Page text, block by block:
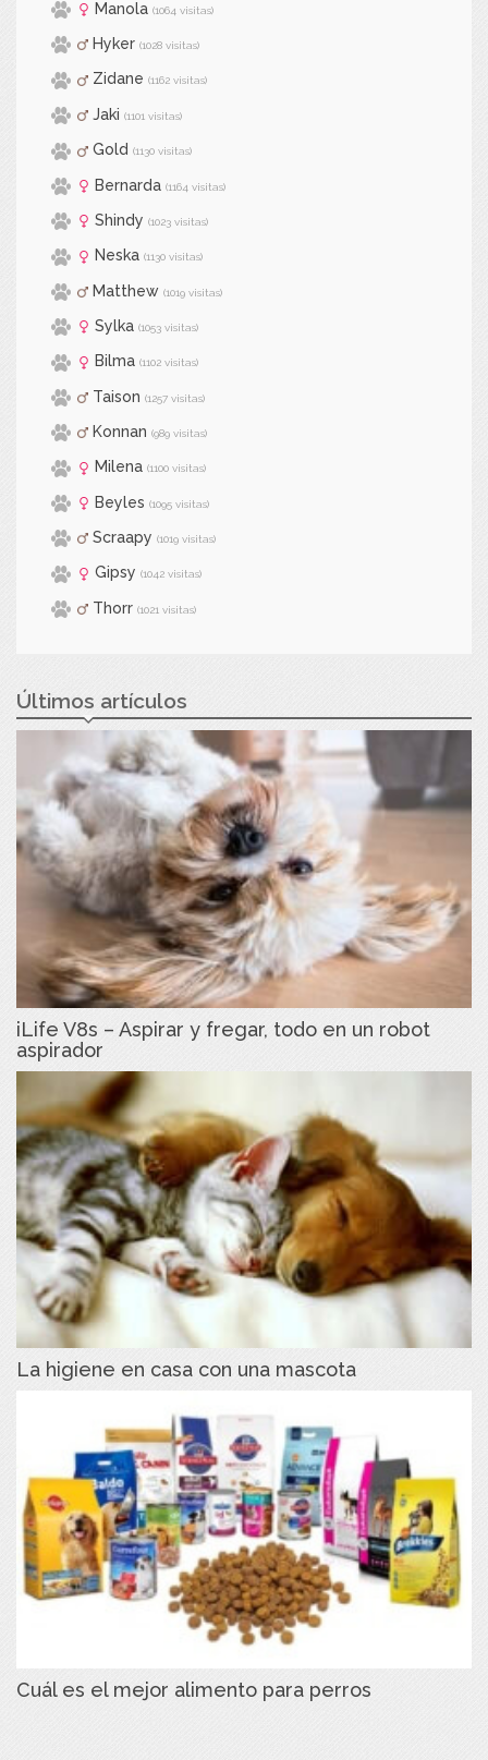
Manola (1064 visitas)
Hyker (1028 visitas)
Zidane (1162 visitas)
Jaki (1101 visitas)
Gold (1130 visitas)
Bernarda (1164 visitas)
Shindy (1023 visitas)
Neska (1130 visitas)
Matthew (1019 visitas)
Sylka (1053 visitas)
Bilma (1102 visitas)
Taison (1257 visitas)
Konnan (989 visitas)
Milena (1100 visitas)
Beyles (1095 visitas)
Scraapy (1019 visitas)
Gipsy (1042 visitas)
Thorr (1021 visitas)
Últimos artículos
iLife V8s – Aspirar y fregar, todo en un robot
aspirador
La higiene en casa con una mascota
Cuál es el mejor alimento para perros